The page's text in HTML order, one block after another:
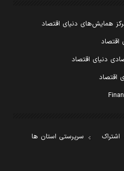
همایش‌های دنیای اقتصاد
اقتصاد
دنیای اقتصاد
اقتصاد
اشتراک
سرپرستی استان ها